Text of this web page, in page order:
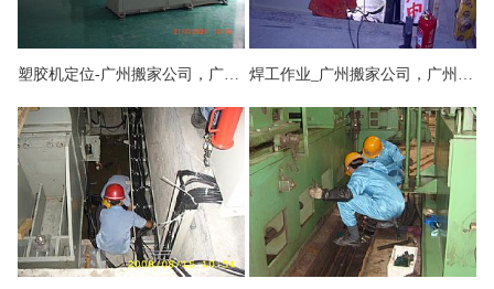
塑胶机定位-广州搬家公司，广州设备搬运公司，广州吊装公司，支点搬运公司 焊工作业_广州搬家公司，广州设备搬运公司，广州吊装公司，支点搬运公司